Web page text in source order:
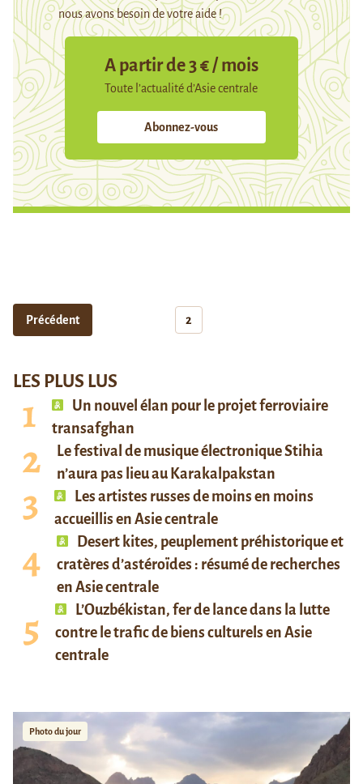
nous avons besoin de votre aide !
A partir de 3 € / mois
Toute l’actualité d’Asie centrale
Abonnez-vous
Précédent 2
LES PLUS LUS
Un nouvel élan pour le projet ferroviaire
transafghan
Le festival de musique électronique Stihia
n’aura pas lieu au Karakalpakstan
Les artistes russes de moins en moins
accueillis en Asie centrale
Desert kites, peuplement préhistorique et
cratères d’astéroïdes : résumé de recherches
en Asie centrale
L’Ouzbékistan, fer de lance dans la lutte
contre le trafic de biens culturels en Asie
centrale
Photo du jour